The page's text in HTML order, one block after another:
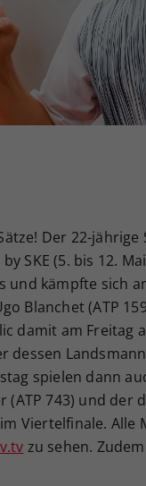
Der 22-
SKE (5. bis 12.
und kämpfte sich
Blanchet (ATP
damit am Freitag
dessen
spielen dann
(ATP 743) und
Viertelfinale.
zu sehen.